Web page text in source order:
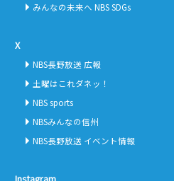
みんなの未来へ NBS SDGs
X
NBS長野放送 広報
土曜はこれダネッ！
NBS sports
NBSみんなの信州
NBS長野放送 イベント情報
Instagram